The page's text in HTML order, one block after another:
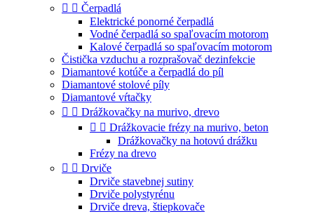
  Čerpadlá
Elektrické ponorné čerpadlá
Vodné čerpadlá so spaľovacím motorom
Kalové čerpadlá so spaľovacím motorom
Čistička vzduchu a rozprašovač dezinfekcie
Diamantové kotúče a čerpadlá do píl
Diamantové stolové píly
Diamantové vŕtačky
  Drážkovačky na murivo, drevo
  Drážkovacie frézy na murivo, beton
Drážkovačky na hotovú drážku
Frézy na drevo
  Drviče
Drviče stavebnej sutiny
Drviče polystyrénu
Drviče dreva, štiepkovače